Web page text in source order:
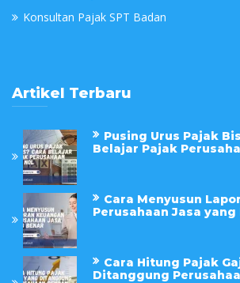
Konsultan Pajak SPT Badan
Artikel Terbaru
Pusing Urus Pajak
Belajar Pajak
Cara Menyusun
Perusahaan Jasa yang
Cara Hitung Pajak
Ditanggung